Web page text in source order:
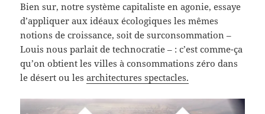
Bien sur, notre système capitaliste en agonie, essaye
d’appliquer aux idéaux écologiques les mêmes
notions de croissance, soit de surconsommation –
Louis nous parlait de technocratie – : c’est comme-ça
qu’on obtient les villes à consommations zéro dans
le désert ou lesarchitectures spectacles.